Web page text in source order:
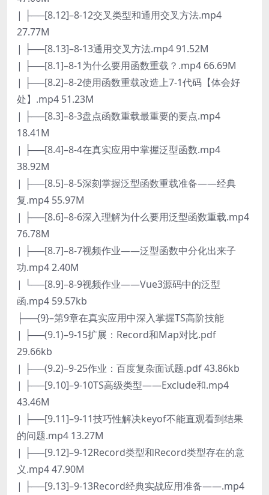
| ├──[8.12]–8-12交叉类型和通用交叉方法.mp4
27.77M
| ├──[8.13]–8-13通用交叉方法.mp4 91.52M
| ├──[8.1]–8-1为什么要用函数重载？.mp4 66.69M
| ├──[8.2]–8-2使用函数重载改造上7-1代码【体会好
处】.mp4 51.23M
| ├──[8.3]–8-3盘点函数重载最重要的要点.mp4
18.41M
| ├──[8.4]–8-4在真实应用中掌握泛型函数.mp4
38.92M
| ├──[8.5]–8-5深刻掌握泛型函数重载准备——经典
复.mp4 55.97M
| ├──[8.6]–8-6深入理解为什么要用泛型函数重载.mp4
76.78M
| ├──[8.7]–8-7视频作业——泛型函数中分化出来子
功.mp4 2.40M
| └──[8.9]–8-9视频作业——Vue3源码中的泛型
函.mp4 59.57kb
├──{9}–第9章在真实应用中深入掌握TS高阶技能
| ├──(9.1)–9-15扩展：Record和Map对比.pdf
29.66kb
| ├──(9.2)–9-25作业：百度复杂面试题.pdf 43.86kb
| ├──[9.10]–9-10TS高级类型——Exclude和.mp4
43.46M
| ├──[9.11]–9-11技巧性解决keyof不能直观看到结果
的问题.mp4 13.27M
| ├──[9.12]–9-12Record类型和Record类型存在的意
义.mp4 47.90M
| ├──[9.13]–9-13Record经典实战应用准备——.mp4